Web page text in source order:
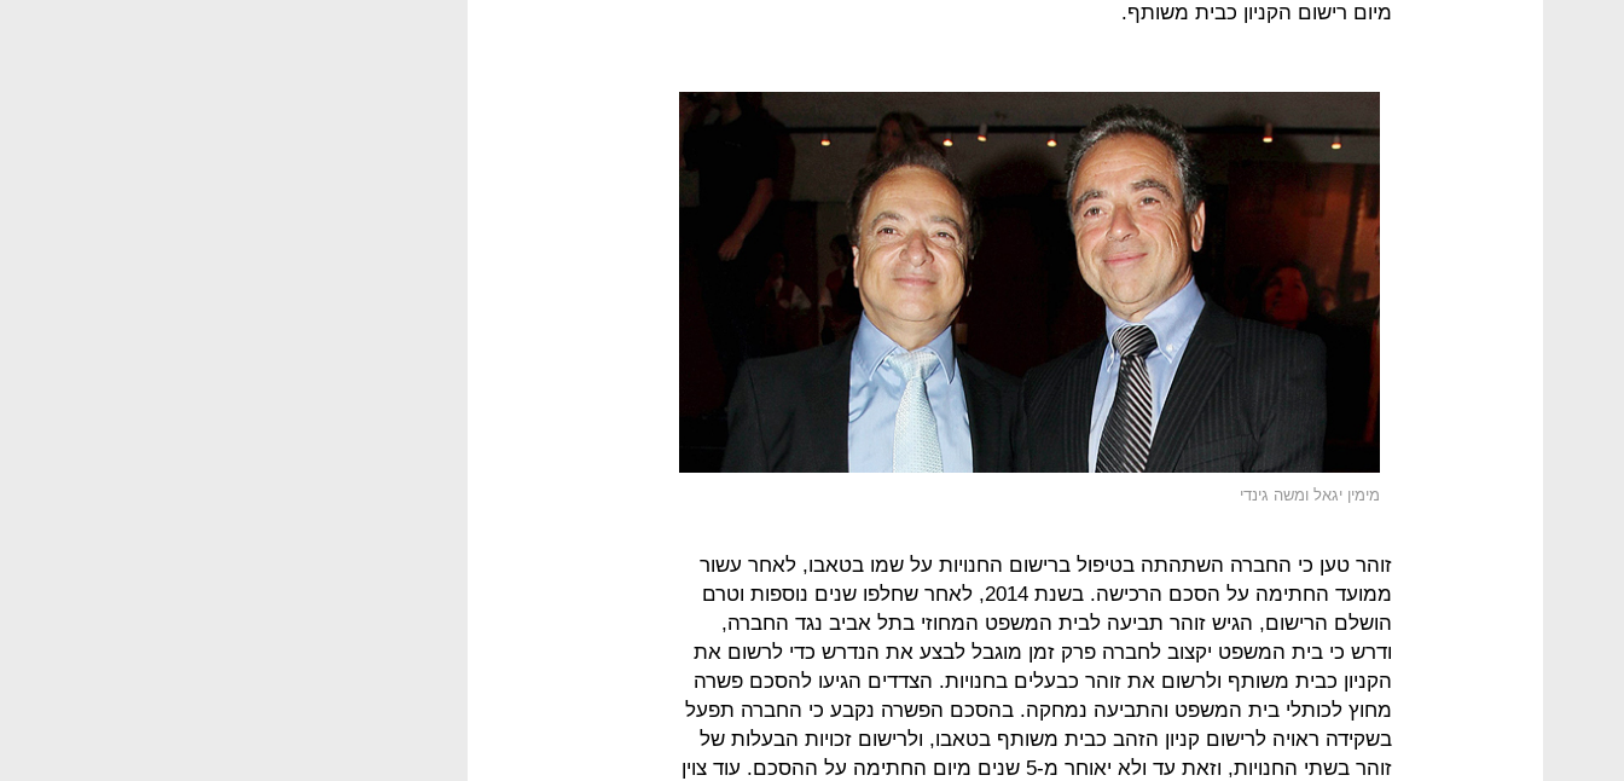
מיום רישום הקניון כבית משותף.
מימין יגאל ומשה גינדי
זוהר טען כי החברה השתהתה בטיפול ברישום החנויות על שמו בטאבו, לאחר עשור
ממועד החתימה על הסכם הרכישה. בשנת 2014, לאחר שחלפו שנים נוספות וטרם
הושלם הרישום, הגיש זוהר תביעה לבית המשפט המחוזי בתל אביב נגד החברה,
ודרש כי בית המשפט יקצוב לחברה פרק זמן מוגבל לבצע את הנדרש כדי לרשום את
הקניון כבית משותף ולרשום את זוהר כבעלים בחנויות. הצדדים הגיעו להסכם פשרה
מחוץ לכותלי בית המשפט והתביעה נמחקה. בהסכם הפשרה נקבע כי החברה תפעל
בשקידה ראויה לרישום קניון הזהב כבית משותף בטאבו, ולרישום זכויות הבעלות של
זוהר בשתי החנויות, וזאת עד ולא יאוחר מ-5 שנים מיום החתימה על ההסכם. עוד צוין